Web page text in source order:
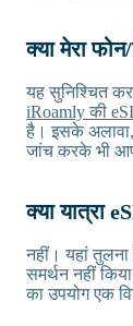
क्या मेरा
यह सुनिश्चित
iRoamly की
है। इसके अलावा,
जांच करके भी
क्या यात्रा
नहीं। यहां
समर्थन नहीं
का उपयोग एक